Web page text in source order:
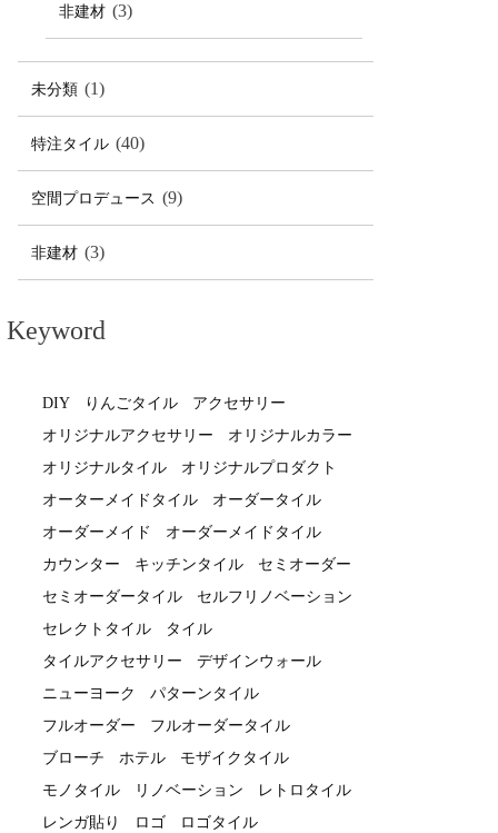
非建材 (3)
未分類 (1)
特注タイル (40)
空間プロデュース (9)
非建材 (3)
Keyword
DIY りんごタイル
アクセサリー
オリジナルアクセサリー
オリジナルカラー
オリジナルタイル
オリジナルプロダクト
オーターメイドタイル
オーダータイル
オーダーメイド
オーダーメイドタイル
カウンター
キッチンタイル
セミオーダー
セミオーダータイル
セルフリノベーション
セレクトタイル
タイル
タイルアクセサリー
デザインウォール
ニューヨーク
パターンタイル
フルオーダー
フルオーダータイル
ブローチ
ホテル
モザイクタイル
モノタイル
リノベーション
レトロタイル
レンガ貼り
ロゴ
ロゴタイル